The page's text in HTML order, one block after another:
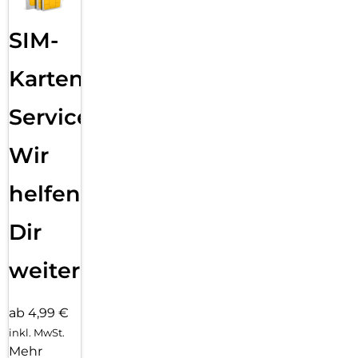
SIM-
Karten
Service:
Wir
helfen
Dir
weiter
ab 4,99 €
inkl. MwSt.
Mehr